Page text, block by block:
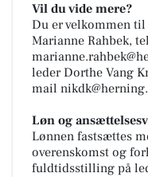
Vil du vide mere?
Du er velkommen
Marianne Rahbek,
leder Dorthe Vang
mail
Løn og
Lønnen fastsættes
overenskomst og
fuldtidsstilling på